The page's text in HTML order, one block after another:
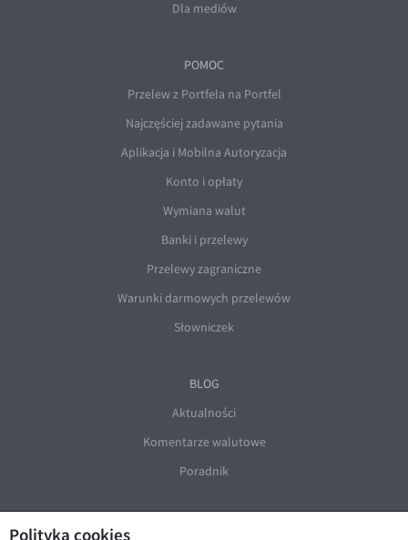
Polityka cookies
Dla mediów
POMOC
Przelew z Portfela na Portfel
Najczęściej zadawane pytania
Aplikacja i Mobilna Autoryzacja
Konto i opłaty
Wymiana walut
Banki i przelewy
Przelewy zagraniczne
Warunki darmowych przelewów
Słowniczek
BLOG
Aktualności
Komentarze walutowe
Poradnik